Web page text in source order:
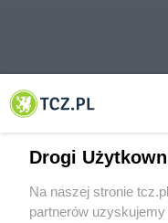
© 2001-2026 Tczew - TCZ.PL
Drogi
Na naszej stronie
partnerów